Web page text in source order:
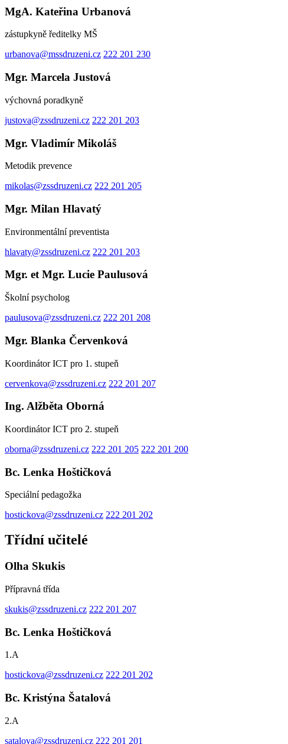
MgA. Kateřina Urbanová
zástupkyně ředitelky MŠ
urbanova@mssdruzeni.cz 222 201 230
Mgr. Marcela Justová
výchovná poradkyně
justova@zssdruzeni.cz 222 201 203
Mgr. Vladimír Mikoláš
Metodik prevence
mikolas@zssdruzeni.cz 222 201 205
Mgr. Milan Hlavatý
Environmentální preventista
hlavaty@zssdruzeni.cz 222 201 203
Mgr. et Mgr. Lucie Paulusová
Školní psycholog
paulusova@zssdruzeni.cz 222 201 208
Mgr. Blanka Červenková
Koordinátor ICT pro 1. stupeň
cervenkova@zssdruzeni.cz 222 201 207
Ing. Alžběta Oborná
Koordinátor ICT pro 2. stupeň
oborna@zssdruzeni.cz 222 201 205 222 201 200
Bc. Lenka Hoštičková
Speciální pedagožka
hostickova@zssdruzeni.cz 222 201 202
Třídní učitelé
Olha Skukis
Přípravná třída
skukis@zssdruzeni.cz 222 201 207
Bc. Lenka Hoštičková
1.A
hostickova@zssdruzeni.cz 222 201 202
Bc. Kristýna Šatalová
2.A
satalova@zssdruzeni.cz 222 201 201